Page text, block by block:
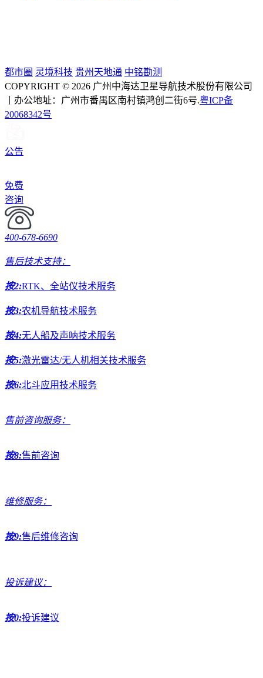
都市圈 灵境科技 贵州天地通 中铭勘测
COPYRIGHT © 2026 广州中海达卫星导航技术股份有限公司
丨办公地址：广州市番禺区南村镇鸿创二街6号.粤ICP备
20068342号
公告
免费
咨询
400-678-6690
售后技术支持：
按2:RTK、全站仪技术服务
按3:农机导航技术服务
按4:无人船及声呐技术服务
按5:激光雷达/无人机相关技术服务
按6:北斗应用技术服务
售前咨询服务：
按8:售前咨询
维修服务：
按9:售后维修咨询
投诉建议：
按0:投诉建议